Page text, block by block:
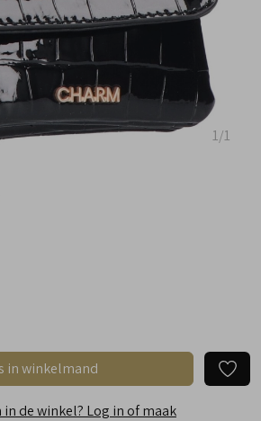
1/1
in winkelmand
in de winkel? Log in of maak